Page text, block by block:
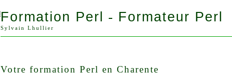
Formation Perl - Formateur Perl
Sylvain Lhullier
Votre formation Perl en Charente